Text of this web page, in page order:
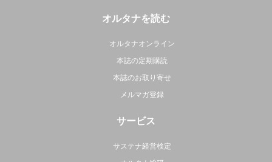
オルタナを読む
オルタナオンライン
本誌の定期購読
本誌のお取り寄せ
メルマガ登録
サービス
サステナ経営検定